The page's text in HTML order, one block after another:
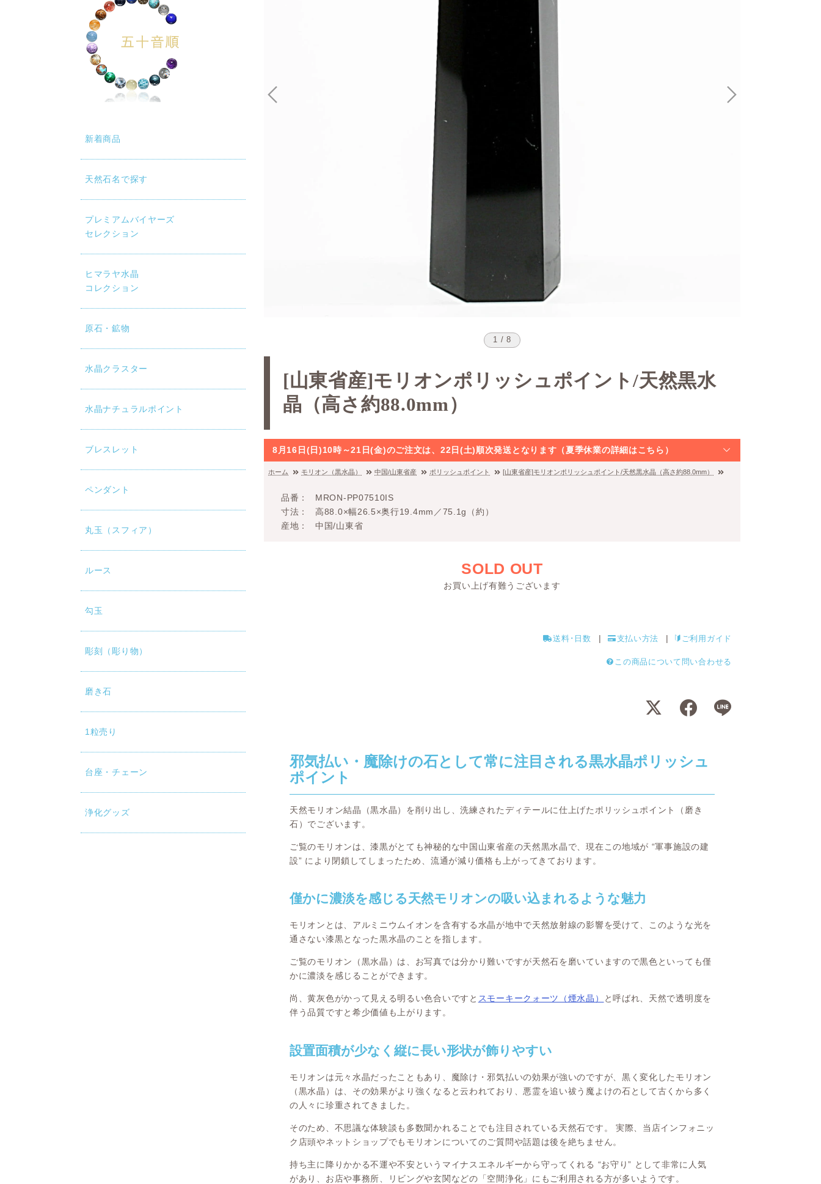
新着商品
天然石名で探す
プレミアムバイヤーズ
セレクション
ヒマラヤ水晶
コレクション
原石・鉱物
水晶クラスター
水晶ナチュラルポイント
ブレスレット
ペンダント
丸玉（スフィア）
ルース
勾玉
彫刻（彫り物）
磨き石
1粒売り
台座・チェーン
浄化グッズ
1 / 8
[山東省産]モリオンポリッシュポイント/天然黒水
晶（高さ約88.0mm）
8月16日(日)10時～21日(金)のご注文は、22日(土)順次発送となります（夏季休業の詳細はこちら）
ホーム モリオン（黒水晶） 中国/山東省産 ポリッシュポイント [山東省産]モリオンポリッシュポイント/天然黒水晶（高さ約88.0mm）
品番
MRON-PP07510IS
寸法
高88.0×幅26.5×奥行19.4mm／75.1g（約）
産地
中国/山東省
SOLD OUT
お買い上げ有難うございます
送料･日数 支払い方法 ご利用ガイド
この商品について問い合わせる
邪気払い・魔除けの石として常に注目される黒水晶ポリッシュ
ポイント
天然モリオン結晶（黒水晶）を削り出し、洗練されたディテールに仕上げたポリッシュポイント（磨き
石）でございます。
ご覧のモリオンは、漆黒がとても神秘的な中国山東省産の天然黒水晶で、現在この地域が “軍事施設の建
設” により閉鎖してしまったため、流通が減り価格も上がってきております。
僅かに濃淡を感じる天然モリオンの吸い込まれるような魅力
モリオンとは、アルミニウムイオンを含有する水晶が地中で天然放射線の影響を受けて、このような光を
通さない漆黒となった黒水晶のことを指します。
ご覧のモリオン（黒水晶）は、お写真では分かり難いですが天然石を磨いていますので黒色といっても僅
かに濃淡を感じることができます。
尚、黄灰色がかって見える明るい色合いですと スモーキークォーツ（煙水晶）
と呼ばれ、天然で透明度を
伴う品質ですと希少価値も上がります。
設置面積が少なく縦に長い形状が飾りやすい
モリオンは元々水晶だったこともあり、魔除け・邪気払いの効果が強いのですが、黒く変化したモリオン
（黒水晶）は、その効果がより強くなると云われており、悪霊を追い祓う魔よけの石として古くから多く
の人々に珍重されてきました。
そのため、不思議な体験談も多数聞かれることでも注目されている天然石です。 実際、当店インフォニッ
ク店頭やネットショップでもモリオンについてのご質問や話題は後を絶ちません。
持ち主に降りかかる不運や不安というマイナスエネルギーから守ってくれる “お守り” として非常に人気
があり、お店や事務所、リビングや玄関などの「空間浄化」にもご利用される方が多いようです。